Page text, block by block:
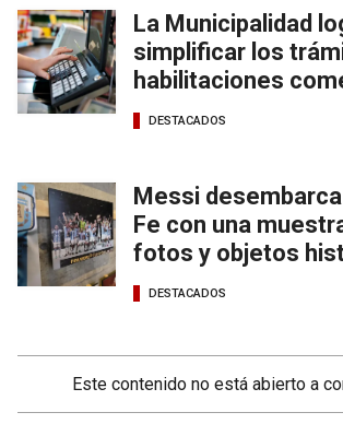
La Municipalidad
simplificar los
habilitaciones
DESTACADOS
Messi
Fe con una
fotos y objetos
DESTACADOS
Este contenido no está abierto a